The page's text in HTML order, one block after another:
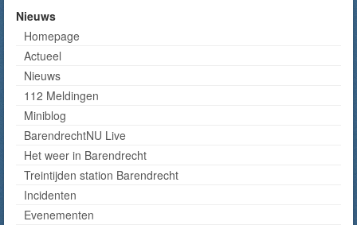
Nieuws
Homepage
Actueel
Nieuws
112 Meldingen
Miniblog
BarendrechtNU Live
Het weer in Barendrecht
Treintijden station Barendrecht
Incidenten
Evenementen